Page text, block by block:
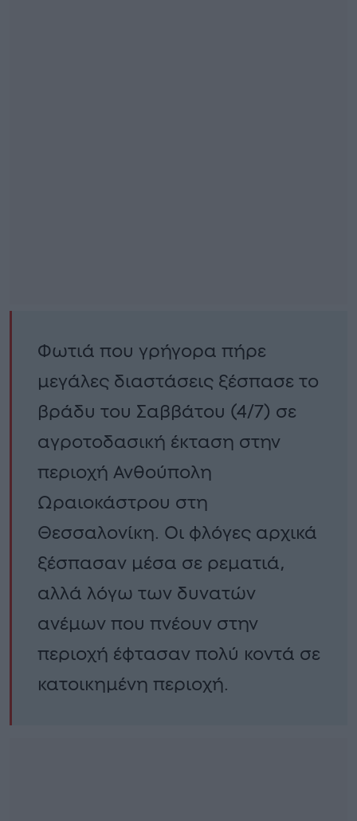
Φωτιά που γρήγορα πήρε
μεγάλες διαστάσεις ξέσπασε το
βράδυ του Σαββάτου (4/7) σε
αγροτοδασική έκταση στην
περιοχή Ανθούπολη
Ωραιοκάστρου στη
Θεσσαλονίκη. Οι φλόγες αρχικά
ξέσπασαν μέσα σε ρεματιά,
αλλά λόγω των δυνατών
ανέμων που πνέουν στην
περιοχή έφτασαν πολύ κοντά σε
κατοικημένη περιοχή.